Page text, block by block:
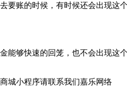
账的时候，有时候还会出现
够快速的回笼，也不会出现
城小程序请联系我们嘉乐网络